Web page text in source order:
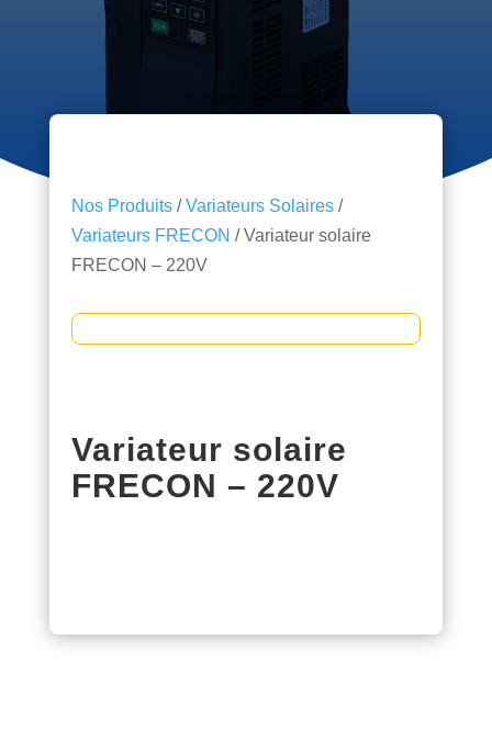
Nos Produits/Variateurs Solaires/
Variateurs FRECON / Variateur solaire
FRECON – 220V
Variateur solaire
FRECON – 220V